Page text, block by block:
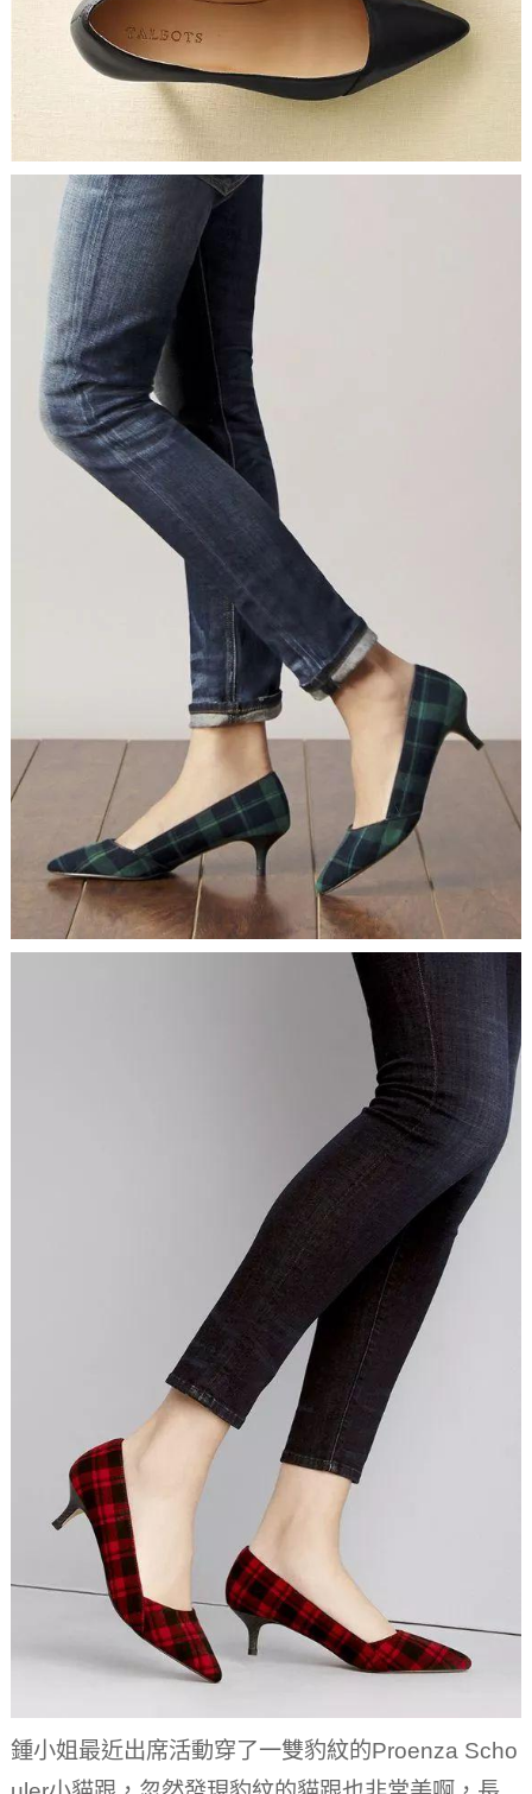
鍾小姐最近出席活動穿了一雙豹紋的Proenza Scho